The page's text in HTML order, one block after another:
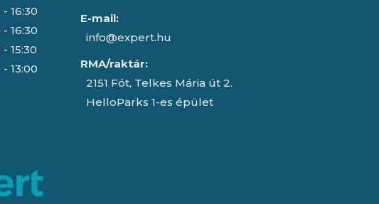
16:30
16:30
15:30
13:00
E-mail:
info@expert.hu
RMA/raktár:
2151 Fót, Telkes Mária út 2.
HelloParks 1-es épület